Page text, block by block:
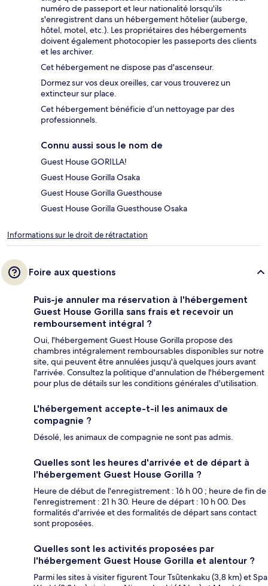
numéro de passeport et leur nationalité lorsqu'ils
s'enregistrent dans un hébergement hôtelier (auberge,
hôtel, motel, etc.). Les propriétaires des hébergements
doivent également photocopier les passeports des clients
et les archiver.
Cet hébergement ne dispose pas d'ascenseur.
Dormez sur vos deux oreilles, car vous trouverez un
extincteur sur place.
Cet hébergement bénéficie d’un nettoyage par des
professionnels.
Connu aussi sous le nom de
Guest House GORILLA!
Guest House Gorilla Osaka
Guest House Gorilla Guesthouse
Guest House Gorilla Guesthouse Osaka
Informations sur le droit de rétractation
Foire aux questions
Puis-je annuler ma réservation à l'hébergement
Guest House Gorilla sans frais et recevoir un
remboursement intégral ?
Oui, l'hébergement Guest House Gorilla propose des
chambres intégralement remboursables disponibles sur notre
site, qui peuvent être annulées jusqu'à quelques jours avant
l'arrivée. Consultez la politique d'annulation de l'hébergement
pour plus de détails sur les conditions générales d'utilisation.
L'hébergement accepte-t-il les animaux de
compagnie ?
Désolé, les animaux de compagnie ne sont pas admis.
Quelles sont les heures d'arrivée et de départ à
l'hébergement Guest House Gorilla ?
Heure de début de l'enregistrement : 16 h 00 ; heure de fin de
l'enregistrement : 21 h 30. Heure de départ : 10 h 00. Des
formalités d'arrivée et des formalités de départ sans contact
sont proposées.
Quelles sont les activités proposées par
l'hébergement Guest House Gorilla et alentour ?
Parmi les sites à visiter figurent Tour Tsūtenkaku (3,8 km) et Spa